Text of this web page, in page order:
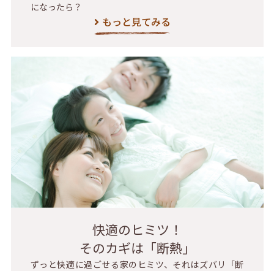
になったら？
もっと見てみる
快適のヒミツ！
そのカギは「断熱」
ずっと快適に過ごせる家のヒミツ、それはズバリ「断